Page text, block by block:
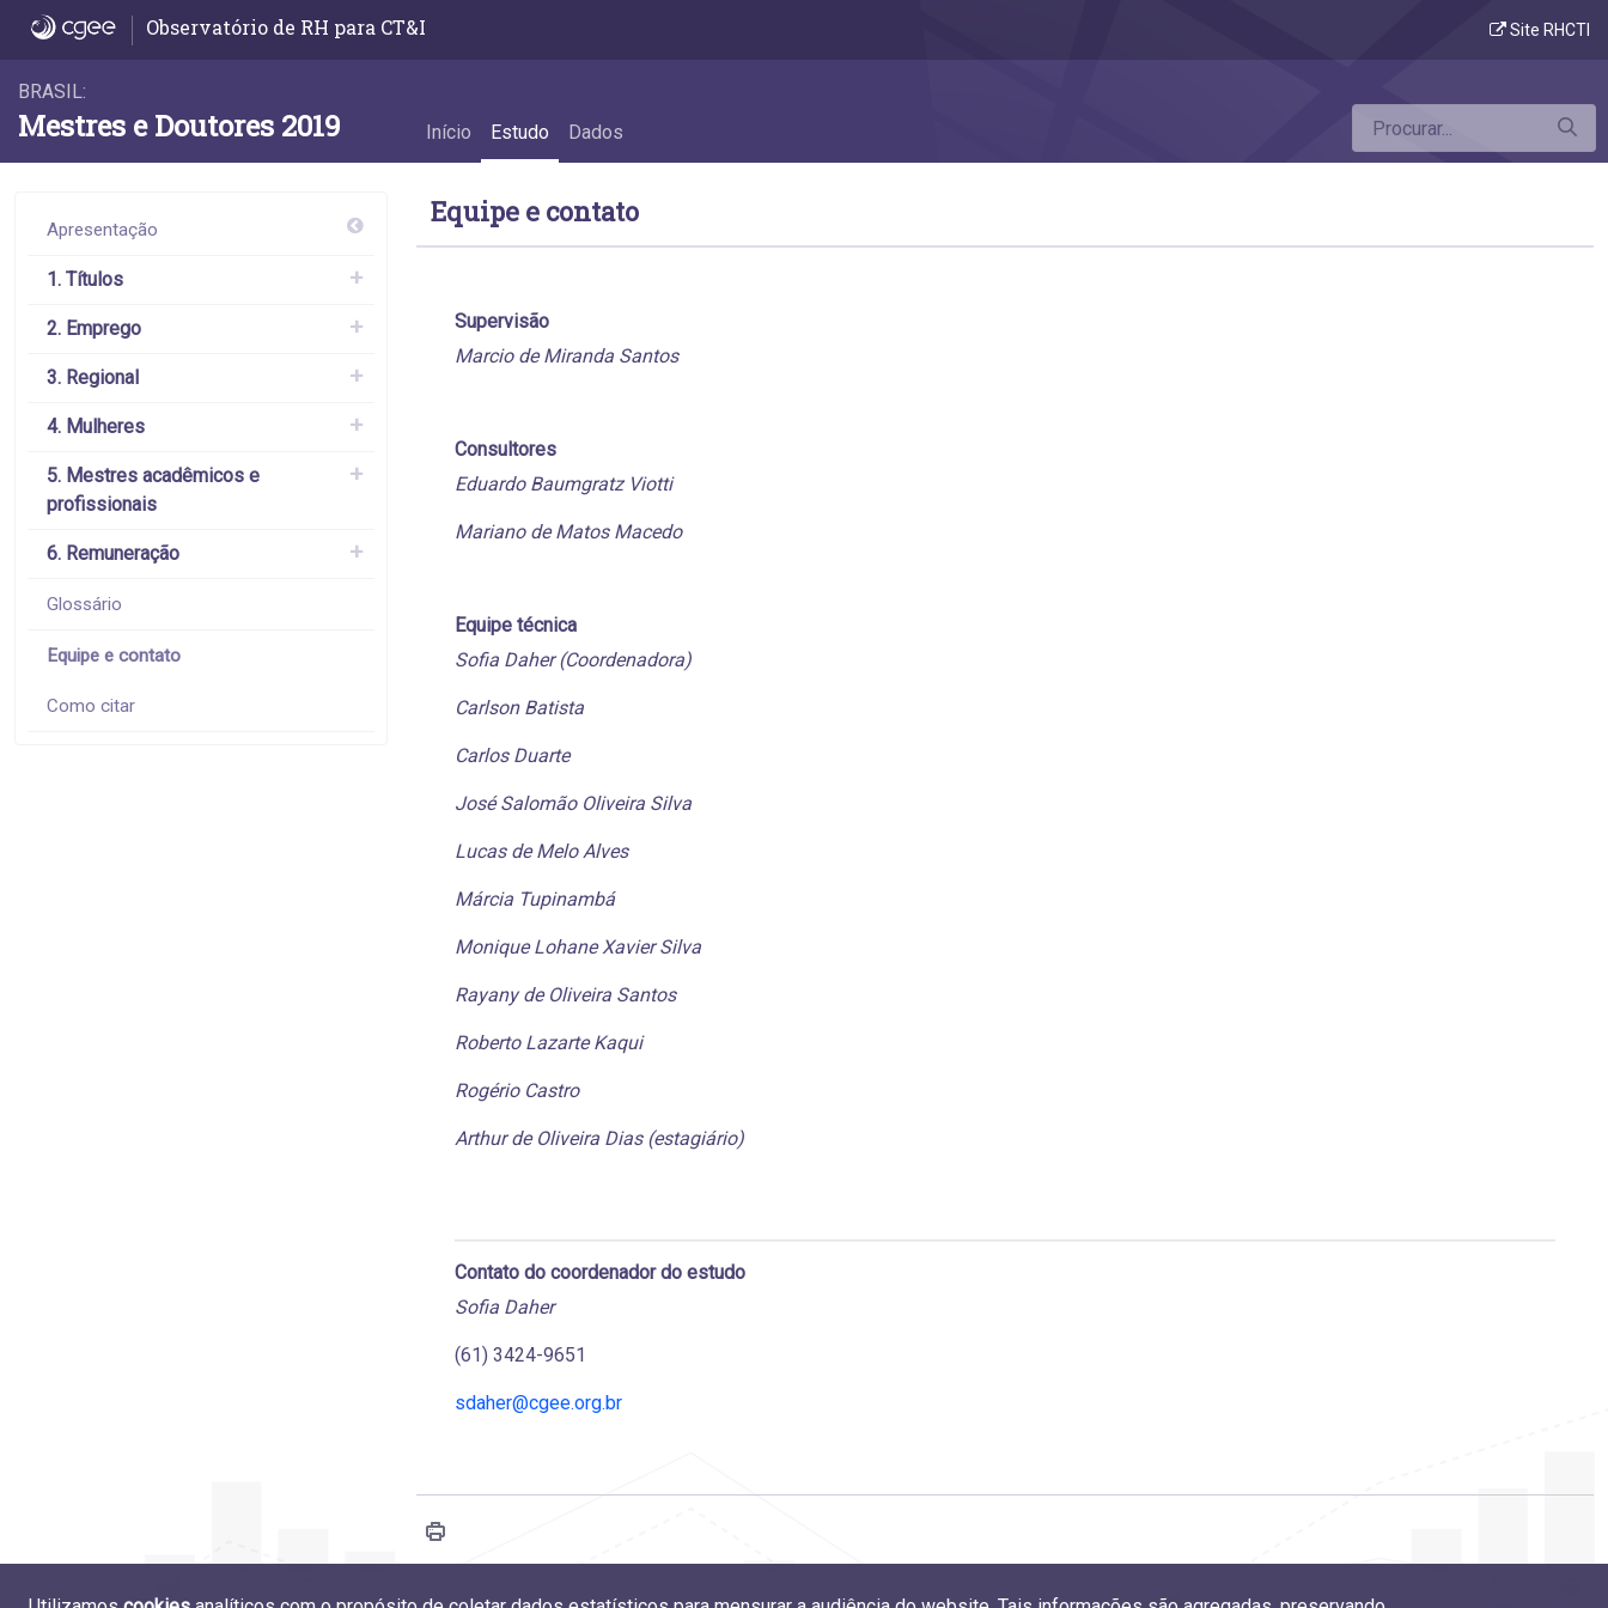
Equipe e contato - Equipe e contato
Observatório de RH para CT&I Site RHCTI
BRASIL:
Mestres e Doutores 2019 Início Estudo Dados
Apresentação
1. Títulos
2. Emprego
3. Regional
4. Mulheres
5. Mestres acadêmicos e
profissionais
6. Remuneração
Glossário
Equipe e contato
Como citar
Equipe e contato
Supervisão
Marcio de Miranda Santos
Consultores
Eduardo Baumgratz Viotti
Mariano de Matos Macedo
Equipe técnica
Sofia Daher (Coordenadora)
Carlson Batista
Carlos Duarte
José Salomão Oliveira Silva
Lucas de Melo Alves
Márcia Tupinambá
Monique Lohane Xavier Silva
Rayany de Oliveira Santos
Roberto Lazarte Kaqui
Rogério Castro
Arthur de Oliveira Dias (estagiário)
Contato do coordenador do estudo
Sofia Daher
(61) 3424-9651
sdaher@cgee.org.br